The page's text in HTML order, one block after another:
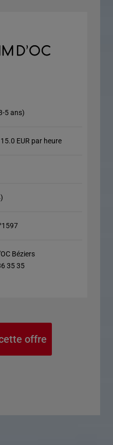
5 ans)
EUR par heure
Béziers
35 35
offre